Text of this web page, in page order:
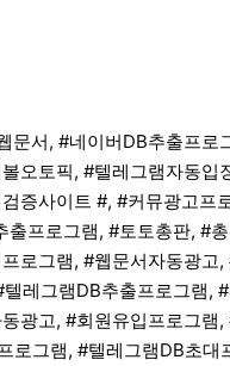
문서, #네이버DB추출프로
오토픽, #텔레그램자동입
증사이트 #, #커뮤광고프
출프로그램, #토토총판, #
로그램, #웹문서자동광고,
레그램DB추출프로그램,
광고, #회원유입프로그램,
로그램, #텔레그램DB초대